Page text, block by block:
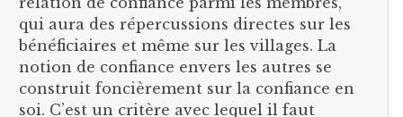
qui aura des répercussions directes sur les
bénéficiaires et même sur les villages. La
notion de confiance envers les autres se
construit foncièrement sur la confiance en
soi. C’est un critère avec lequel il faut